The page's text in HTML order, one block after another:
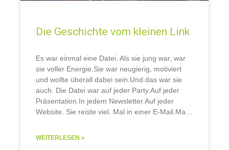
Die Geschichte vom kleinen Link
Es war einmal eine Datei.​ Als sie jung war, war
sie voller Energie.Sie war neugierig, motiviert
und wollte überall dabei sein.Und das war sie
auch. Die Datei war auf jeder Party.Auf jeder
Präsentation.In jedem Newsletter.Auf jeder
Website. Sie reiste viel. Mal in einer E-Mail.Mal
WEITERLESEN »